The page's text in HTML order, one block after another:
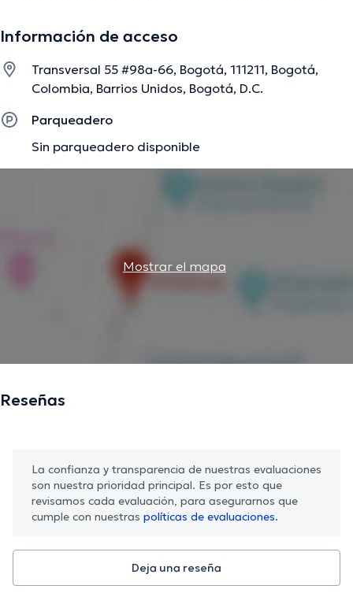
Información de acceso
Transversal 55 #98a-66, Bogotá, 111211, Bogotá,
Colombia, Barrios Unidos, Bogotá, D.C.
Parqueadero
Sin parqueadero disponible
Mostrar el mapa
Reseñas
La confianza y transparencia de nuestras evaluaciones
son nuestra prioridad principal. Es por esto que
revisamos cada evaluación, para asegurarnos que
cumple con nuestras políticas de evaluaciones.
Deja una reseña